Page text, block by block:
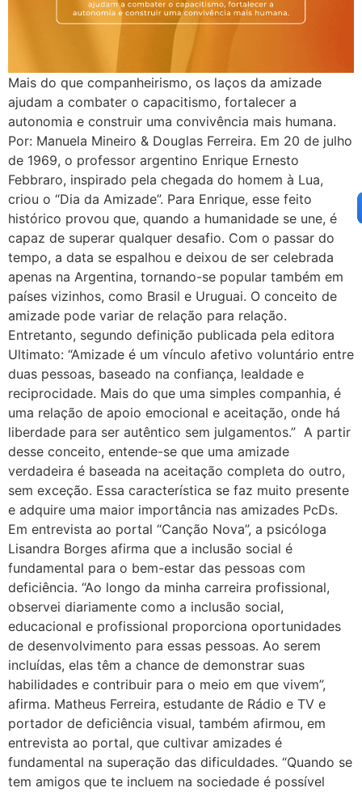
Mais do que companheirismo, os laços da amizade
ajudam a combater o capacitismo, fortalecer a
autonomia e construir uma convivência mais humana.
Por: Manuela Mineiro & Douglas Ferreira. Em 20 de julho
de 1969, o professor argentino Enrique Ernesto
Febbraro, inspirado pela chegada do homem à Lua,
criou o “Dia da Amizade”. Para Enrique, esse feito
histórico provou que, quando a humanidade se une, é
capaz de superar qualquer desafio. Com o passar do
tempo, a data se espalhou e deixou de ser celebrada
apenas na Argentina, tornando-se popular também em
países vizinhos, como Brasil e Uruguai. O conceito de
amizade pode variar de relação para relação.
Entretanto, segundo definição publicada pela editora
Ultimato: “Amizade é um vínculo afetivo voluntário entre
duas pessoas, baseado na confiança, lealdade e
reciprocidade. Mais do que uma simples companhia, é
uma relação de apoio emocional e aceitação, onde há
liberdade para ser autêntico sem julgamentos.” A partir
desse conceito, entende-se que uma amizade
verdadeira é baseada na aceitação completa do outro,
sem exceção. Essa característica se faz muito presente
e adquire uma maior importância nas amizades PcDs.
Em entrevista ao portal “Canção Nova”, a psicóloga
Lisandra Borges afirma que a inclusão social é
fundamental para o bem-estar das pessoas com
deficiência. “Ao longo da minha carreira profissional,
observei diariamente como a inclusão social,
educacional e profissional proporciona oportunidades
de desenvolvimento para essas pessoas. Ao serem
incluídas, elas têm a chance de demonstrar suas
habilidades e contribuir para o meio em que vivem”,
afirma. Matheus Ferreira, estudante de Rádio e TV e
portador de deficiência visual, também afirmou, em
entrevista ao portal, que cultivar amizades é
fundamental na superação das dificuldades. “Quando se
tem amigos que te incluem na sociedade é possível